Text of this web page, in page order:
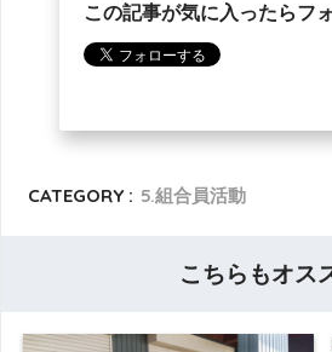
この記事が気に入ったらフ
CATEGORY : 5.組合員活動
こちらもオス